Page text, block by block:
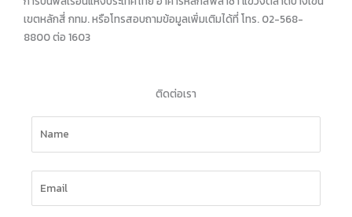
เขตหลักสี่ กทม. หรือโทรสอบถามข้อมูลเพิ่มเติมได้ที่ โทร. 02-568-
8800 ต่อ 1603
ติดต่อเรา